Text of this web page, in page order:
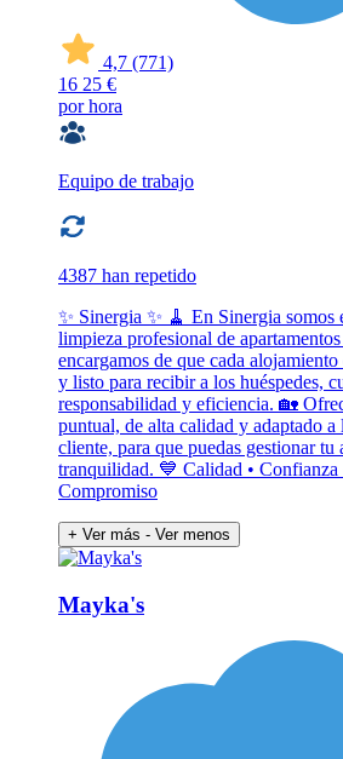
4,7 (771)
16 25 €
por hora
Equipo de trabajo
4387 han repetido
✨ Sinergia ✨ 🧹 En Sinergia somos
limpieza profesional de
encargamos de que cada
y listo para recibir a los huéspedes,
responsabilidad y eficiencia. 🏡
puntual, de alta calidad y adaptado a
cliente, para que puedas gestionar
tranquilidad. 💙 Calidad • Confianza
Compromiso
+ Ver más - Ver menos
Mayka's